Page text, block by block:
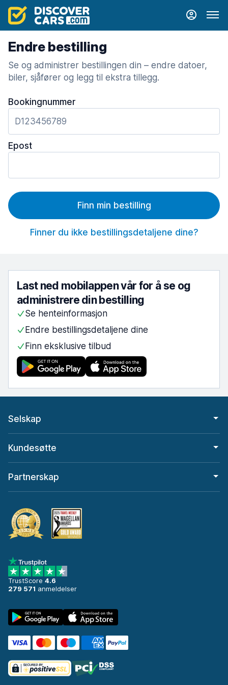
Endre bestilling
Se og administrer bestillingen din – endre datoer,
biler, sjåfører og legg til ekstra tillegg.
Bookingnummer
Epost
Finner du ikke bestillingsdetaljene dine?
Finn min bestilling
Last ned mobilappen vår for å se og
administrere din bestilling
Se henteinformasjon
Endre bestillingsdetaljene dine
Finn eksklusive tilbud
Selskap
Kundesøtte
Partnerskap
TrustScore 4.6
279 571 anmeldelser